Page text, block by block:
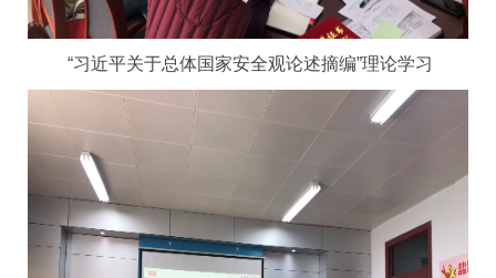
“习近平关于总体国家安全观论述摘编”理论学习